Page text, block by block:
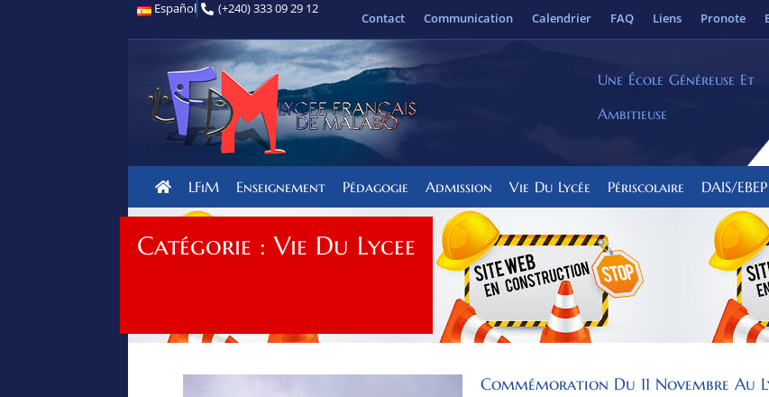
Español (+240) 333 09 29 12
Contact Communication Calendrier FAQ Liens Pronote
Une École Généreuse Et
Ambitieuse
LFiM Enseignement Pédagogie Admission Vie Du Lycée Périscolaire DAIS/EBEP
Catégorie : Vie Du Lycee
Commémoration Du 11 Novembre Au